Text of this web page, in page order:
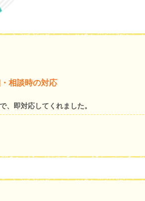
相談時の対応
、即対応してくれました。